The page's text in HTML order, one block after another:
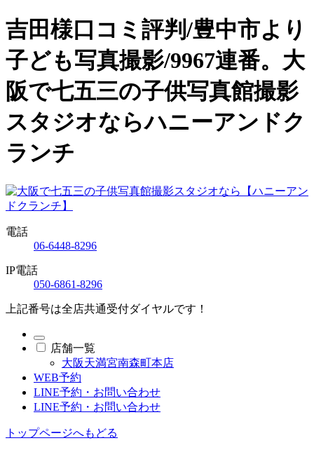
吉田様口コミ評判/豊中市より
子ども写真撮影/9967連番。大
阪で七五三の子供写真館撮影
スタジオならハニーアンドク
ランチ
電話
06-6448-8296
IP電話
050-6861-8296
上記番号は全店共通受付ダイヤルです！
店舗一覧
大阪天満宮南森町本店
WEB予約
LINE予約・お問い合わせ
LINE予約・お問い合わせ
トップページへもどる